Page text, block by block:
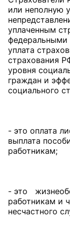
или неполную
уплаченным
федеральными
уплата
страхования
уровня
граждан и
социального
- это оплата
выплата
работникам;
- это
работникам и
несчастного